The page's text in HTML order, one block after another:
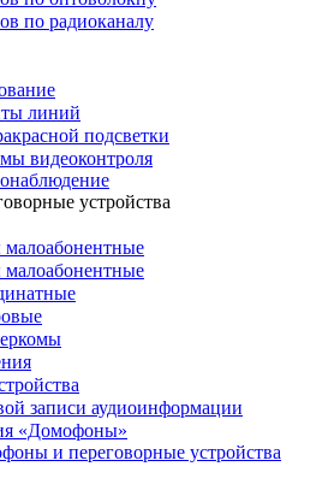
по радиоканалу
линий
подсветки
видеоконтроля
устройства
записи аудиоинформации
«Домофоны»
и переговорные устройства